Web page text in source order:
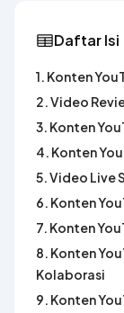
Daftar Isi
1. Konten
2. Video
3. Konten
4. Konten
5. Video Live
6. Konten
7. Konten
8. Konten
Kolaborasi
9. Konten